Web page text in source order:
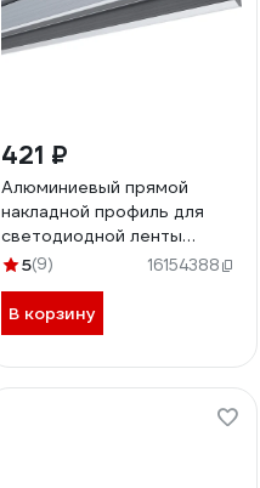
421 ₽
Алюминиевый прямой
накладной профиль для
светодиодной ленты
APEYRON 08-01-01
5(9) 16154388
В корзину